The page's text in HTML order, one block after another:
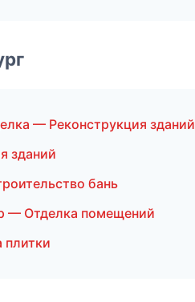
— Реконструкция зданий
зданий
бань
— Отделка помещений